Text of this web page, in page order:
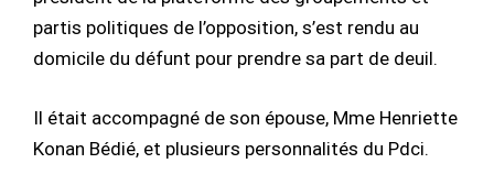
partis politiques de l’opposition, s’est rendu au
domicile du défunt pour prendre sa part de deuil.
Il était accompagné de son épouse, Mme Henriette
Konan Bédié, et plusieurs personnalités du Pdci.